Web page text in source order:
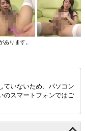
猥すぎる彼女達のケツマ
た映像です。
あります。
ていないため、パソコン
のスマートフォンではご